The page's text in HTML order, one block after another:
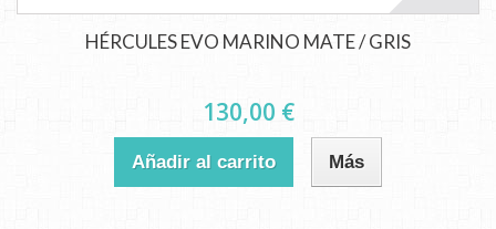
HÉRCULES EVO MARINO MATE / GRIS
130,00 €
Añadir al carrito Más